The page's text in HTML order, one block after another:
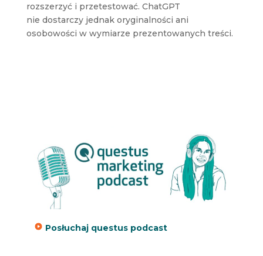
rozszerzyć i przetestować. ChatGPT
nie dostarczy jednak oryginalności ani
osobowości w wymiarze prezentowanych treści.
Posłuchaj questus podcast